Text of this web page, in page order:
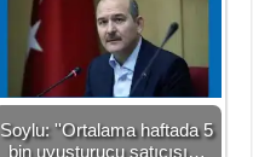
Soylu: ''Ortalama haftada 5
bin uyuşturucu satıcısı…